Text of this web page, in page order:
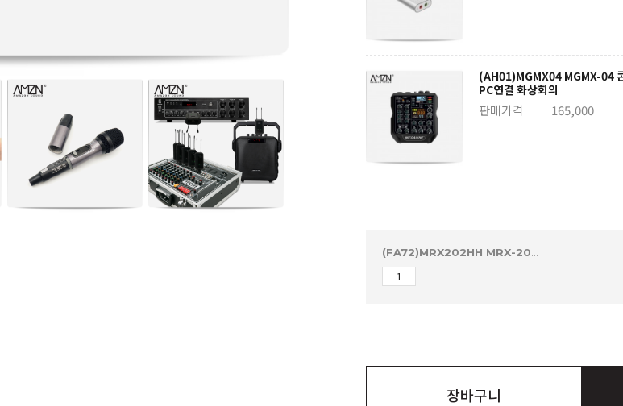
(AH01)MGMX04 MGMX-04
PC연결 화상회의
판매가격 165,000
장바구니